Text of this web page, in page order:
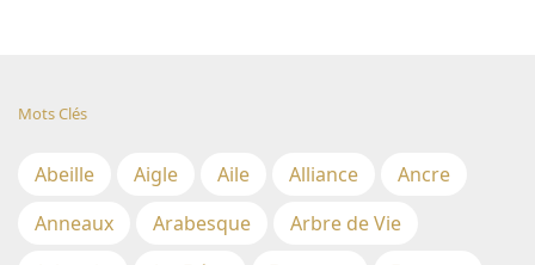
Mots Clés
Abeille Aigle Aile Alliance
Ancre
Anneaux
Arabesque
Arbre de Vie